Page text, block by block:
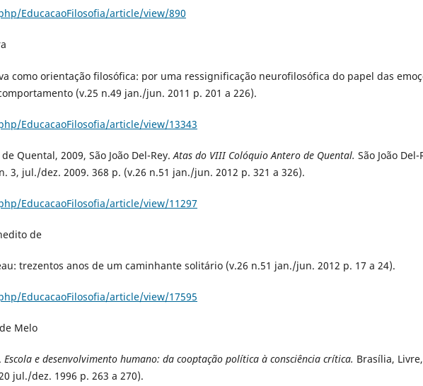
EducacaoFilosofia/article/view/890
como orientação filosófica: por uma ressignificação neurofilosófica do papel das
(v.25 n.49 jan./jun. 2011 p. 201 a 226).
EducacaoFilosofia/article/view/13343
Quental, 2009, São João Del-Rey. Atas do VIII Colóquio Antero de Quental. São João Del-
3, jul./dez. 2009. 368 p. (v.26 n.51 jan./jun. 2012 p. 321 a 326).
EducacaoFilosofia/article/view/11297
de
trezentos anos de um caminhante solitário (v.26 n.51 jan./jun. 2012 p. 17 a 24).
EducacaoFilosofia/article/view/17595
Melo
Escola e desenvolvimento humano: da cooptação política à consciência crítica. Brasília, Livre,
jul./dez. 1996 p. 263 a 270).